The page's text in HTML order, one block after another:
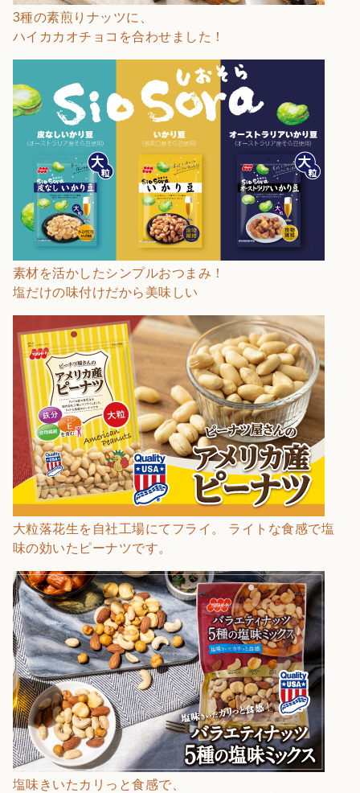
3種の素煎りナッツに、
ハイカカオチョコを合わせました！
素材を活かしたシンプルおつまみ！
塩だけの味付けだから美味しい
大粒落花生を自社工場にてフライ。 ライトな食感で塩
味の効いたピーナツです。
塩味きいたカリっと食感で、